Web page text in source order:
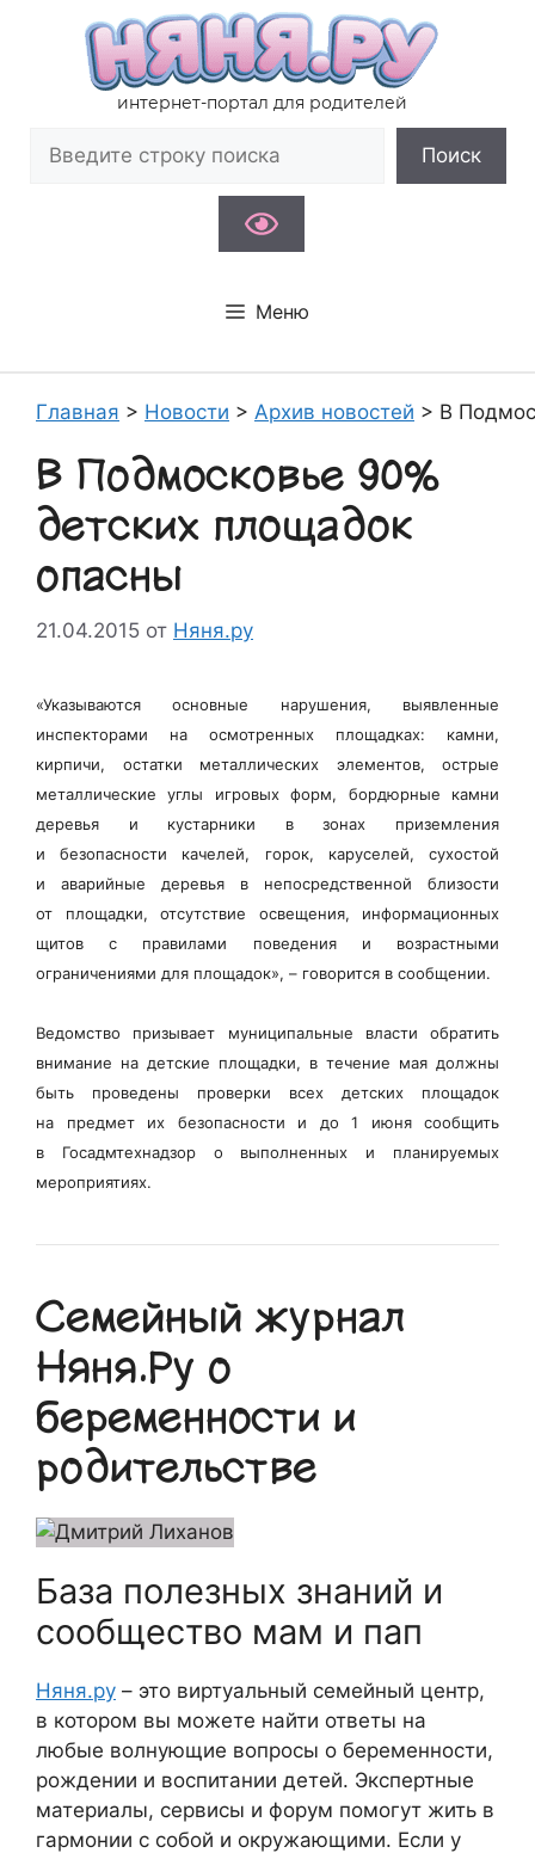
содержимому
интернет-портал для родителей
Поиск
Меню
Главная > Новости > Архив новостей > В
В Подмосковье 90%
детских площадок
опасны
21.04.2015 от Няня.ру
«Указываются основные нарушения, выявленные
инспекторами на осмотренных площадках: камни,
кирпичи, остатки металлических элементов, острые
металлические углы игровых форм, бордюрные камни
деревья и кустарники в зонах приземления
и безопасности качелей, горок, каруселей, сухостой
и аварийные деревья в непосредственной близости
от площадки, отсутствие освещения, информационных
щитов с правилами поведения и возрастными
ограничениями для площадок», – говорится в сообщении.
Ведомство призывает муниципальные власти обратить
внимание на детские площадки, в течение мая должны
быть проведены проверки всех детских площадок
на предмет их безопасности и до 1 июня сообщить
в Госадмтехнадзор о выполненных и планируемых
мероприятиях.
Семейный журнал
Няня.Ру о
беременности и
родительстве
База полезных знаний и
сообщество мам и пап
Няня.ру – это виртуальный семейный центр,
в котором вы можете найти ответы на
любые волнующие вопросы о беременности,
рождении и воспитании детей. Экспертные
материалы, сервисы и форум помогут жить в
гармонии с собой и окружающими. Если у